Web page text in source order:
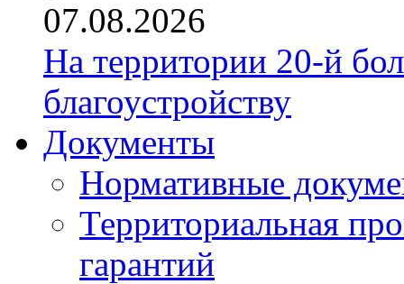
07.08.2026
На территории 20-й
благоустройству
Документы
Нормативные
Территориальная
гарантий